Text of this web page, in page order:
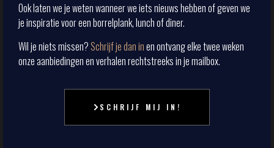
Ook laten we je weten wanneer we iets nieuws hebben of geven we
je inspiratie voor een borrelplank, lunch of diner.
Wil je niets missen?Schrijf je dan inen ontvang elke twee weken
onze aanbiedingen en verhalen rechtstreeks in je mailbox.
SCHRIJF MIJ IN!